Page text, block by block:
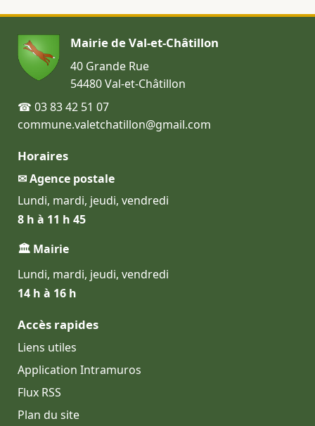
Mairie de Val-et-Châtillon
40 Grande Rue
54480 Val-et-Châtillon
☎ 03 83 42 51 07
commune.valetchatillon@gmail.com
Horaires
✉ Agence postale
Lundi, mardi, jeudi, vendredi
8 h à 11 h 45
🏛 Mairie
Lundi, mardi, jeudi, vendredi
14 h à 16 h
Accès rapides
Liens utiles
Application Intramuros
Flux RSS
Plan du site